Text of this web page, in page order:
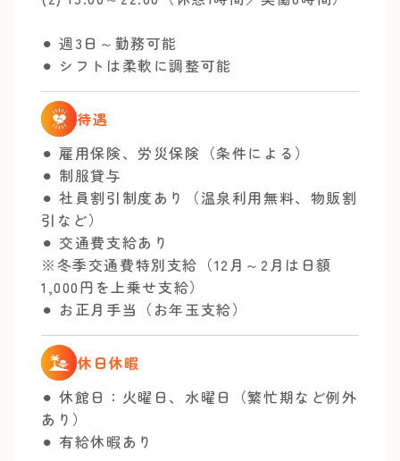
⚫︎ 週3日～勤務可能
⚫︎ シフトは柔軟に調整可能
待遇
⚫︎ 雇用保険、労災保険（条件による）
⚫︎ 制服貸与
⚫︎ 社員割引制度あり（温泉利用無料、物販割
引など）
⚫︎ 交通費支給あり
※冬季交通費特別支給（12月～2月は日額
1,000円を上乗せ支給）
⚫︎ お正月手当（お年玉支給）
休日休暇
⚫︎ 休館日：火曜日、水曜日（繁忙期など例外
あり）
⚫︎ 有給休暇あり